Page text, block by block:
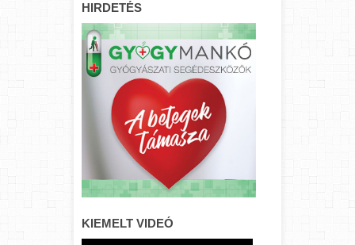
HIRDETÉS
KIEMELT VIDEÓ